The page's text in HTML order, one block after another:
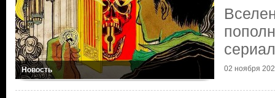
Новость 02 ноября